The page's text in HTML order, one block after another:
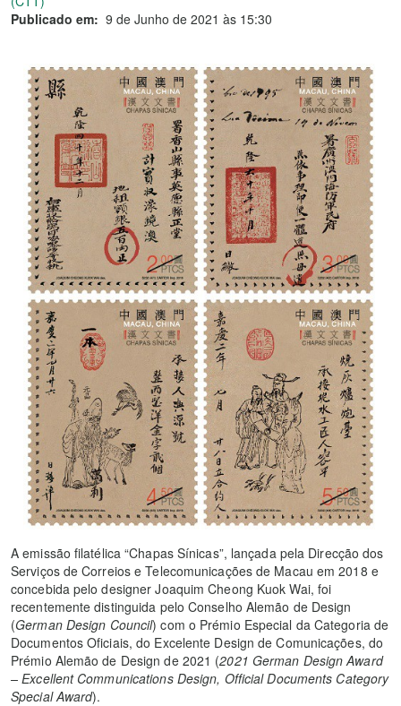
Publicado em: 9 de Junho de 2021 às 15:30
A emissão filatélica “Chapas Sínicas”, lançada pela Direcção dos
Serviços de Correios e Telecomunicações de Macau em 2018 e
concebida pelo designer Joaquim Cheong Kuok Wai, foi
recentemente distinguida pelo Conselho Alemão de Design
(German Design Council) com o Prémio Especial da Categoria de
Documentos Oficiais, do Excelente Design de Comunicações, do
Prémio Alemão de Design de 2021 (2021 German Design Award
– Excellent Communications Design, Official Documents Category
Special Award).